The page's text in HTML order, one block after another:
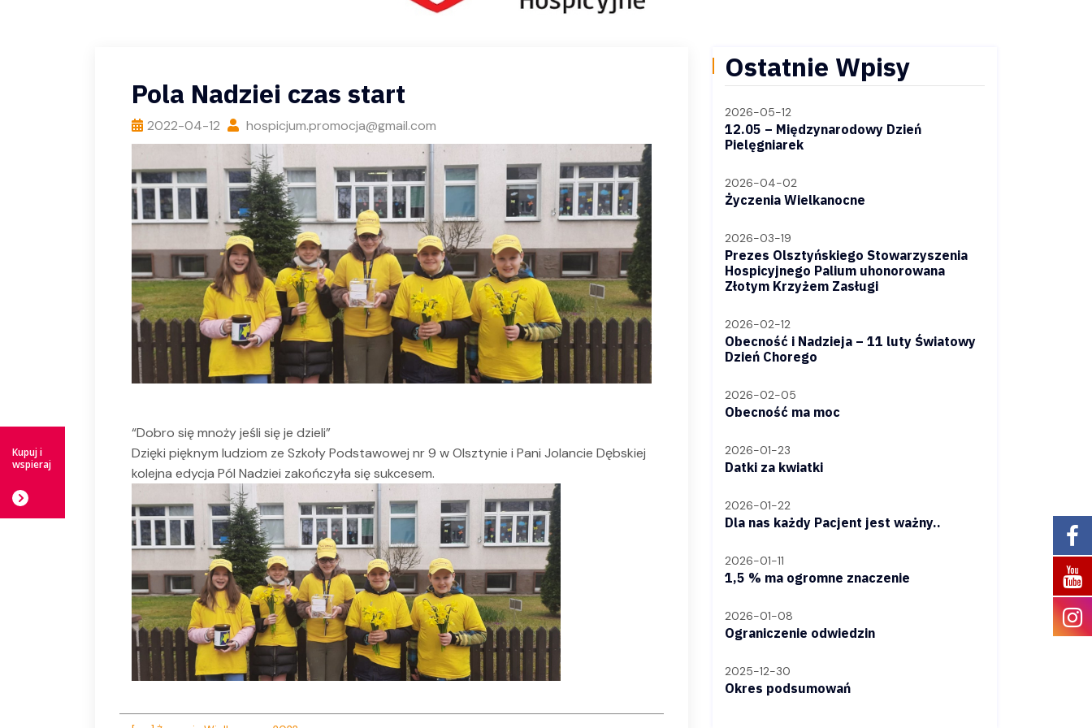
Pola Nadziei czas start
2022-04-12 hospicjum.promocja@gmail.com
“Dobro się mnoży jeśli się je dzieli”
Dzięki pięknym ludziom ze Szkoły Podstawowej nr 9 w Olsztynie i Pani Jolancie Dębskiej
kolejna edycja Pól Nadziei zakończyła się sukcesem.
Ostatnie Wpisy
2026-05-12
12.05 – Międzynarodowy Dzień
Pielęgniarek
2026-04-02
Życzenia Wielkanocne
2026-03-19
Prezes Olsztyńskiego Stowarzyszenia
Hospicyjnego Palium uhonorowana
Złotym Krzyżem Zasługi
2026-02-12
Obecność i Nadzieja – 11 luty Światowy
Dzień Chorego
2026-02-05
Obecność ma moc
2026-01-23
Datki za kwiatki
2026-01-22
Dla nas każdy Pacjent jest ważny..
2026-01-11
1,5 % ma ogromne znaczenie
2026-01-08
Ograniczenie odwiedzin
2025-12-30
Okres podsumowań
Kupuj i
wspieraj